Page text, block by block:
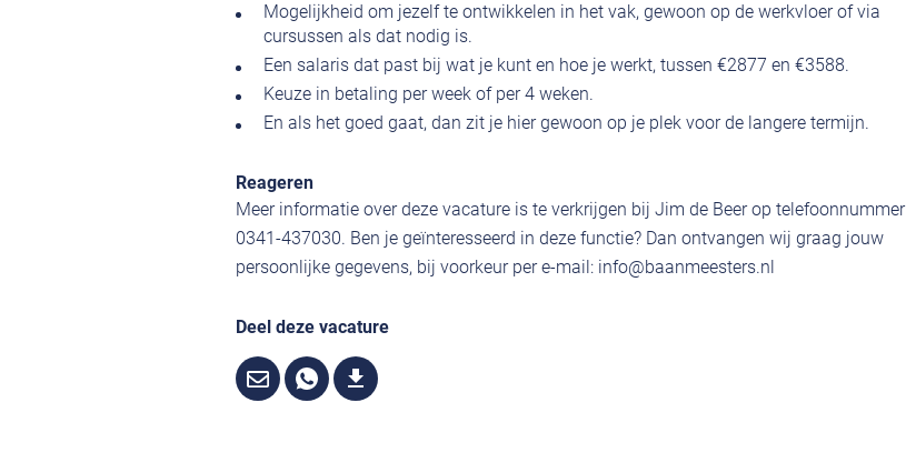
Mogelijkheid om jezelf te ontwikkelen in het vak, gewoon op de werkvloer of via
cursussen als dat nodig is.
Een salaris dat past bij wat je kunt en hoe je werkt, tussen €2877 en €3588.
Keuze in betaling per week of per 4 weken.
En als het goed gaat, dan zit je hier gewoon op je plek voor de langere termijn.
Reageren
Meer informatie over deze vacature is te verkrijgen bij Jim de Beer op telefoonnummer
0341-437030. Ben je geïnteresseerd in deze functie? Dan ontvangen wij graag jouw
persoonlijke gegevens, bij voorkeur per e-mail: info@baanmeesters.nl
Deel deze vacature